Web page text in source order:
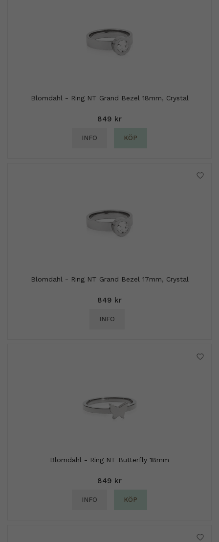
Blomdahl - Ring NT Grand Bezel 18mm, Crystal
849 kr
INFO KÖP
Blomdahl - Ring NT Grand Bezel 17mm, Crystal
849 kr
INFO
Blomdahl - Ring NT Butterfly 18mm
849 kr
INFO KÖP